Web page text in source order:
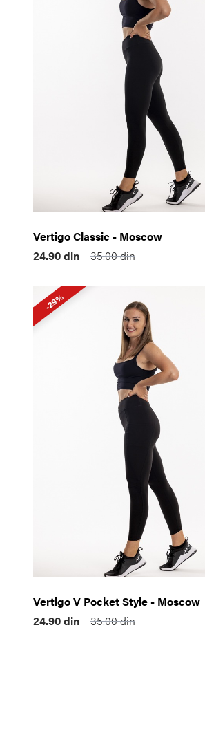
Vertigo Classic - Moscow
24.90din 35.00din
-29%
Vertigo V Pocket Style - Moscow
24.90din 35.00din